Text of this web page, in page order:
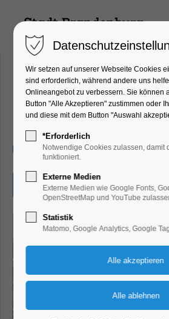
Orgelmusik am
Konzert, Musik
05.07.2026, 12:00–12:30
Eintritt frei
Wir setzen auf unserer Webseite Cookies
sind erforderlich, während andere uns
Onlineangebot zu verbessern. Sie können
Button "Alle Akzeptieren" zustimmen oder
und diese mit dem Button "Auswahl
*Erforderlich
Notwendige Cookies zulassen, damit
funktioniert.
Externe Medien
Externe Medien wie Google Fonts,
OpenStreetMap und YouTube
Statistik
Matomo, Google Analytics, Google